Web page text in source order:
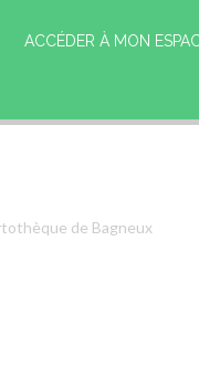
ACCÉDER À MON